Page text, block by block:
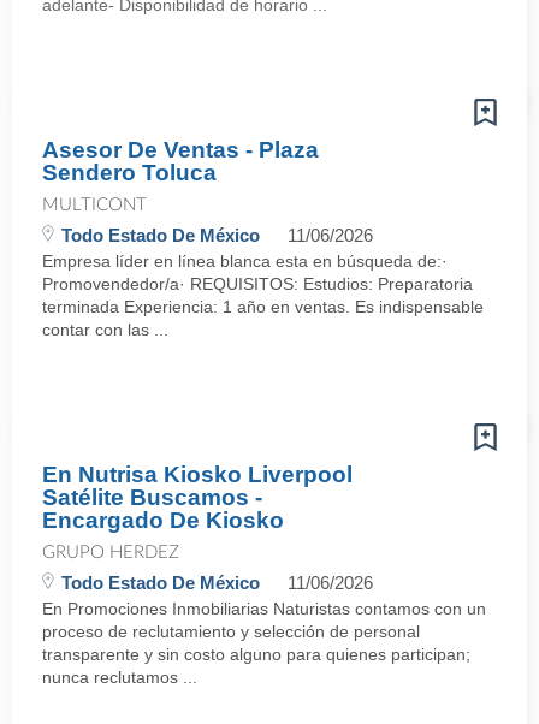
adelante- Disponibilidad de horario ...
Asesor De Ventas - Plaza
Sendero Toluca
MULTICONT
Todo Estado De México 11/06/2026
Empresa líder en línea blanca esta en búsqueda de:·
Promovendedor/a· REQUISITOS: Estudios: Preparatoria
terminada Experiencia: 1 año en ventas. Es indispensable
contar con las ...
En Nutrisa Kiosko Liverpool
Satélite Buscamos -
Encargado De Kiosko
GRUPO HERDEZ
Todo Estado De México 11/06/2026
En Promociones Inmobiliarias Naturistas contamos con un
proceso de reclutamiento y selección de personal
transparente y sin costo alguno para quienes participan;
nunca reclutamos ...